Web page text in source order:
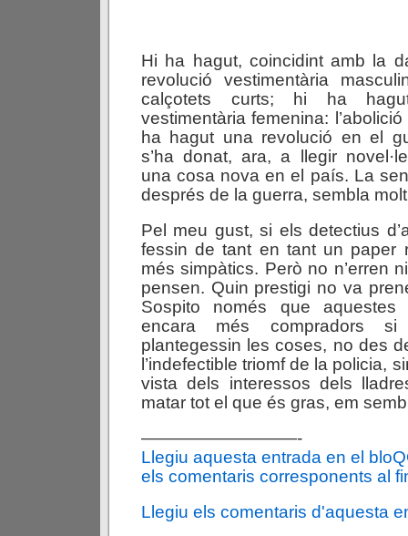
Hi ha hagut, coincidint amb la
revolució vestimentària
calçotets curts; hi ha
vestimentària femenina:
ha hagut una revolució en el
s’ha donat, ara, a llegir
una cosa nova en el país. La
després de la guerra, sembla
Pel meu gust, si els detectius
fessin de tant en tant un paper
més simpàtics. Però no n’erren
pensen. Quin prestigi no va
Sospito només que aquestes
encara més compradors si
plantegessin les coses, no des
l’indefectible triomf de la policia,
vista dels interessos dels
matar tot el que és gras, em
—————————-
Llegiu aquesta entrada en el
els comentaris corresponents al
Llegiu els comentaris d'aquesta